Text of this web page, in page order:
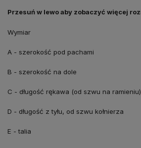
Wymiar
A - szerokość pod pachami
B - szerokość na dole
C - długość rękawa (od szwu na ramieniu)
D - długość z tyłu, od szwu kołnierza
E - talia